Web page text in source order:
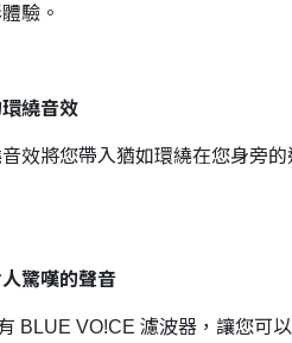
驗。
繞音效
效將您帶入猶如環繞在您身旁
驚嘆的聲音
BLUE VO!CE 濾波器，讓您可